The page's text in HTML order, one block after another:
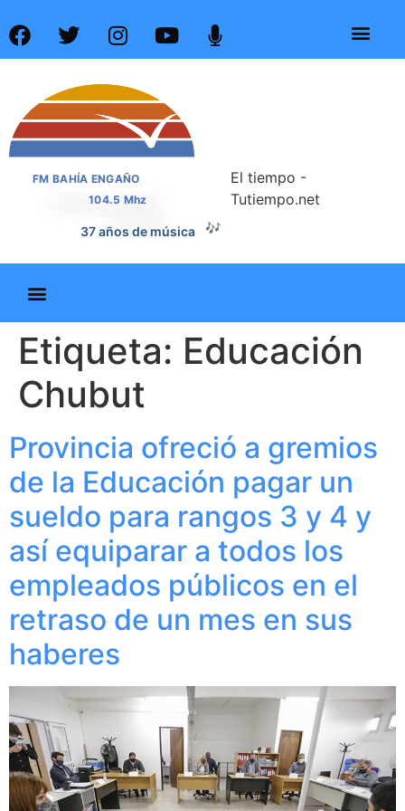
FM BAHÍA ENGAÑO
104.5 Mhz
37 años de música 🎶
El tiempo -
Tutiempo.net
Etiqueta: Educación
Chubut
Provincia ofreció a gremios
de la Educación pagar un
sueldo para rangos 3 y 4 y
así equiparar a todos los
empleados públicos en el
retraso de un mes en sus
haberes